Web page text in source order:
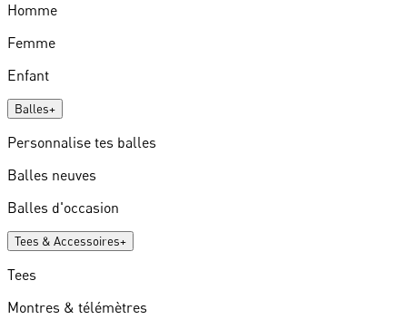
Homme
Femme
Enfant
Balles+
Personnalise tes balles
Balles neuves
Balles d'occasion
Tees & Accessoires+
Tees
Montres & télémètres